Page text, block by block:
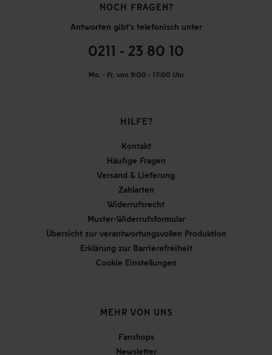
NOCH FRAGEN?
Antworten gibt's telefonisch unter
0211 - 23 80 10
Mo. - Fr. von 9:00 - 17:00 Uhr
HILFE?
Kontakt
Häufige Fragen
Versand & Lieferung
Zahlarten
Widerrufsrecht
Muster-Widerrufsformular
Übersicht zur verantwortungsvollen Produktion
Erklärung zur Barrierefreiheit
Cookie Einstellungen
MEHR VON UNS
Fanshops
Newsletter